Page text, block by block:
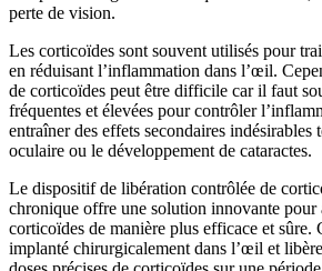
perte de vision.
Les corticoïdes sont souvent utilisés pour
en réduisant l’inflammation dans l’œil.
de corticoïdes peut être difficile car il faut
fréquentes et élevées pour contrôler
entraîner des effets secondaires indésirables
oculaire ou le développement de cataractes.
Le dispositif de libération contrôlée de
chronique offre une solution innovante pour
corticoïdes de manière plus efficace et sûre.
implanté chirurgicalement dans l’œil et